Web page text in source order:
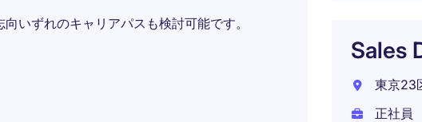
いずれのキャリアパスも検討可能です。
Sales
東京23
正社員